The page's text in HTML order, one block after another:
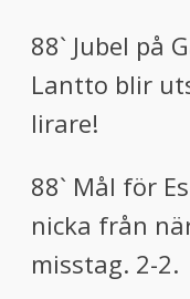
88` Jubel på
Lantto blir
lirare!
88` Mål för
nicka från
misstag. 2-2.